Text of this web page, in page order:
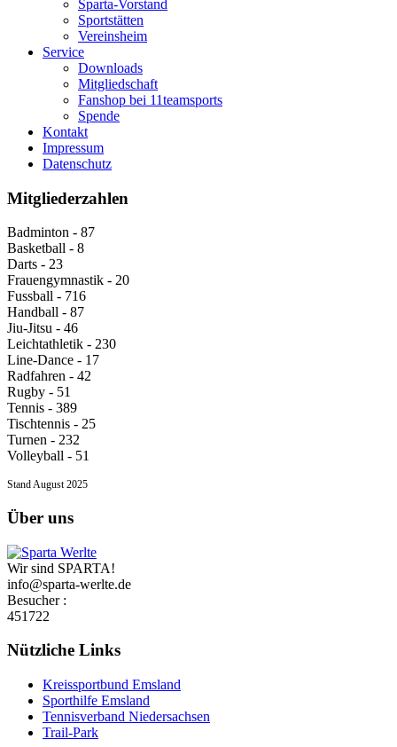
Sparta-Vorstand
Sportstätten
Vereinsheim
Service
Downloads
Mitgliedschaft
Fanshop bei 11teamsports
Spende
Kontakt
Impressum
Datenschutz
Mitgliederzahlen
Badminton - 87
Basketball - 8
Darts - 23
Frauengymnastik - 20
Fussball - 716
Handball - 87
Jiu-Jitsu - 46
Leichtathletik - 230
Line-Dance - 17
Radfahren - 42
Rugby - 51
Tennis - 389
Tischtennis - 25
Turnen - 232
Volleyball - 51
Stand August 2025
Über uns
Wir sind SPARTA!
info@sparta-werlte.de
Besucher :
451722
Nützliche Links
Kreissportbund Emsland
Sporthilfe Emsland
Tennisverband Niedersachsen
Trail-Park